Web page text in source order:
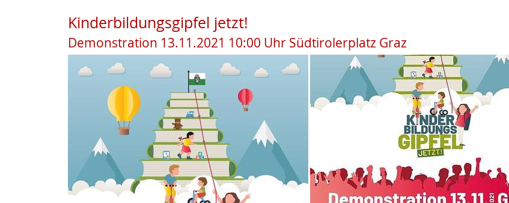
Kinderbildungsgipfel jetzt!
Demonstration 13.11.2021 10:00 Uhr Südtirolerplatz Graz